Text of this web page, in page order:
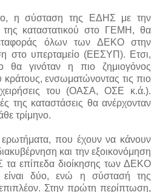
η σύσταση της ΕΔΗΣ με την
της καταστατικού στο ΓΕΜΗ, θα
όλων των ΔΕΚΟ στην
στο υπερταμείο (ΕΕΣΥΠ). Ετσι,
θα γινόταν η πιο ζημιογόνος
κράτους, ενσωματώνοντας τις πιο
του (ΟΑΣΑ, ΟΣΕ κ.ά.).
της καταστάσεις θα ανέρχονταν
τρίμηνο.
που έχουν να κάνουν
και την εξοικονόμηση
επίπεδα διοίκησης των ΔΕΚΟ
είναι δύο, ενώ η σύστασή της
επιπλέον. Στην πρώτη περίπτωση,